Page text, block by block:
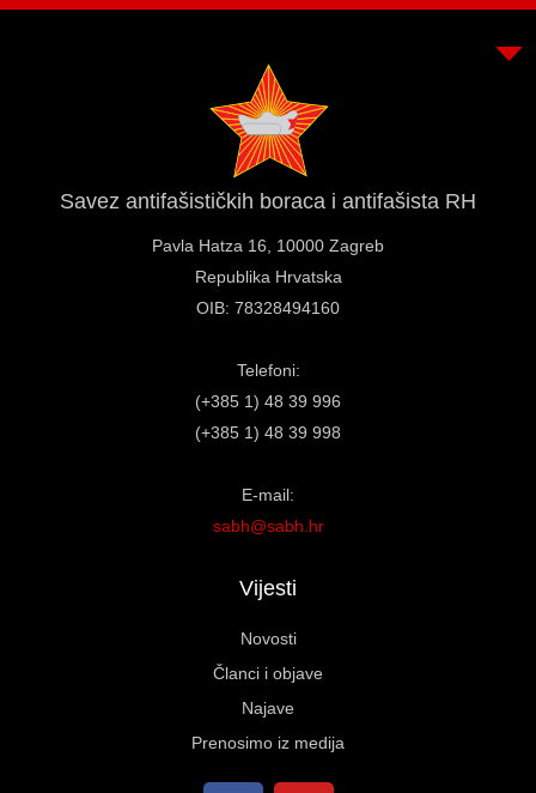
Savez antifašističkih boraca i antifašista RH
Pavla Hatza 16, 10000 Zagreb
Republika Hrvatska
OIB: 78328494160
Telefoni:
(+385 1) 48 39 996
(+385 1) 48 39 998
E-mail:
sabh@sabh.hr
Vijesti
Novosti
Članci i objave
Najave
Prenosimo iz medija